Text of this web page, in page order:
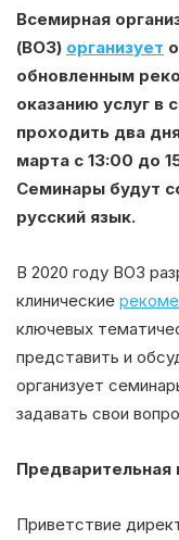
Всемирная
(ВОЗ) организует
обновленным
оказанию услуг в
проходить два
марта с 13:00 до
Семинары будут
русский язык.
В 2020 году ВОЗ
клинические
ключевых
представить и
организует
задавать свои
Предварительная
Приветствие